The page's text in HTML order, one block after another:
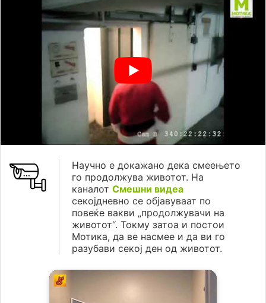
Научно е докажано дека смеењето
го продолжува животот. На
каналот Смешни видеа
секојдневно се објавуваат по
повеќе вакви „продолжувачи на
животот“. Токму затоа и постои
Мотика, да ве насмее и да ви го
разубави секој ден од животот.